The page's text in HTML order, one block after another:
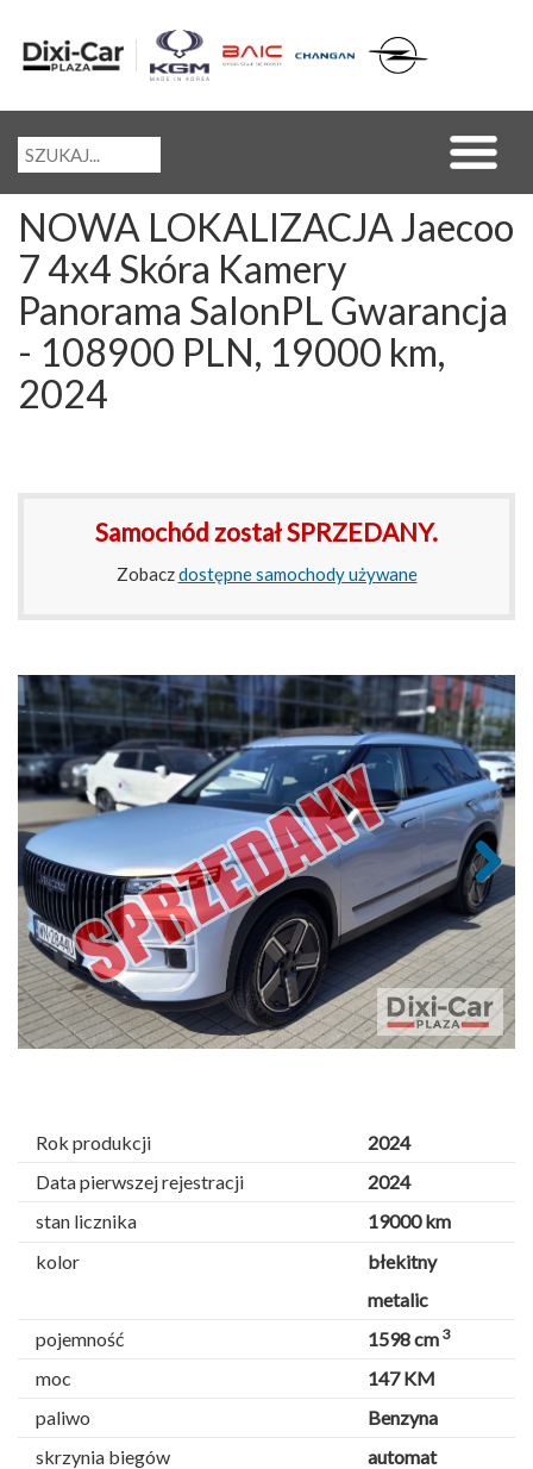
NOWA LOKALIZACJA Jaecoo
7 4x4 Skóra Kamery
Panorama SalonPL Gwarancja
- 108900 PLN, 19000 km,
2024
Samochód został SPRZEDANY.
Zobaczdostępne samochody używane
Next
Rok produkcji
2024
Data pierwszej rejestracji
2024
stan licznika
19000 km
kolor
błekitny
metalic
pojemność
1598 cm 3
moc
147 KM
paliwo
Benzyna
skrzynia biegów
automat